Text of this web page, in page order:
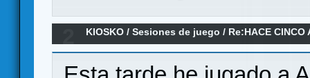
KIOSKO /Sesiones de juego / Re:HACE CINCO